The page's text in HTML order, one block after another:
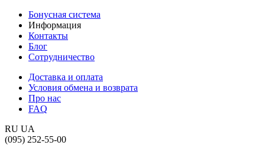
Бонусная система
Информация
Контакты
Блог
Сотрудничество
Доставка и оплата
Условия обмена и возврата
Про нас
FAQ
RU UA
(095) 252-55-00